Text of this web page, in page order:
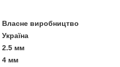
Власне виробництво
Україна
2.5 мм
4 мм